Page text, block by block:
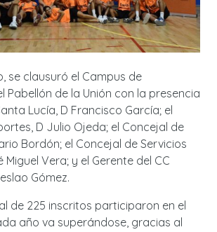
se clausuró el Campus de
Pabellón de la Unión con la presencia
Lucía, D Francisco García; el
D Julio Ojeda; el Concejal de
Bordón; el Concejal de Servicios
Miguel Vera; y el Gerente del CC
Gómez.
de 225 inscritos participaron en el
año va superándose, gracias al